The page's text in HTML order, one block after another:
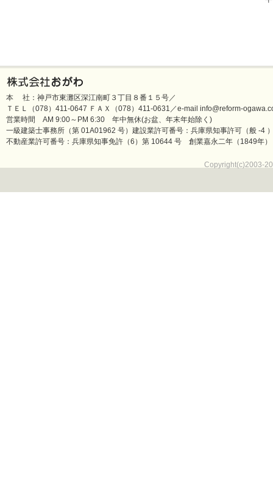
本 社：神戸市東灘区深江南町３丁目８番１５号／
ＴＥＬ（078）411-0647 ＦＡＸ（078）411-0631／e-mail info@reform-
営業時間 AM 9:00～PM 6:30 年中無休(お盆、年末年始除く)
一級建築士事務所（第 01A01962 号）建設業許可番号：兵庫県知事許可（般 -4
不動産業許可番号：兵庫県知事免許（6）第 10644 号 創業嘉永二年（1849年）
Copyright(c)2003-